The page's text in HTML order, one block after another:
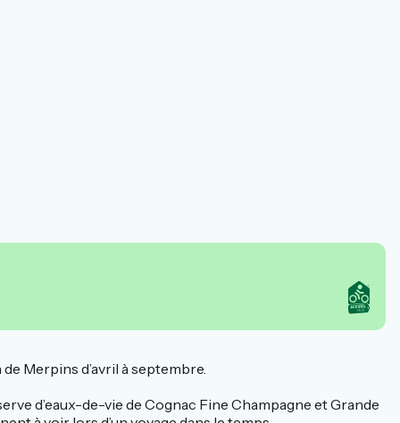
Merpins d’avril à septembre.
d’eaux-de-vie de Cognac Fine Champagne et Grande